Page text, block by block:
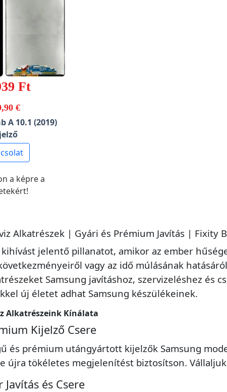
Ft
€
A 10.1 (2019)
a képre a
Alkatrészek | Gyári és Prémium Javítás | Fixity
jelentő pillanatot, amikor az ember
vagy az idő múlásának
Samsung javításhoz, szervizeléshez és
új életet adhat Samsung készülékeinek.
Alkatrészeink Kínálata
Kijelző Csere
és prémium utángyártott kijelzők Samsung
újra tökéletes megjelenítést biztosítson.
és Csere